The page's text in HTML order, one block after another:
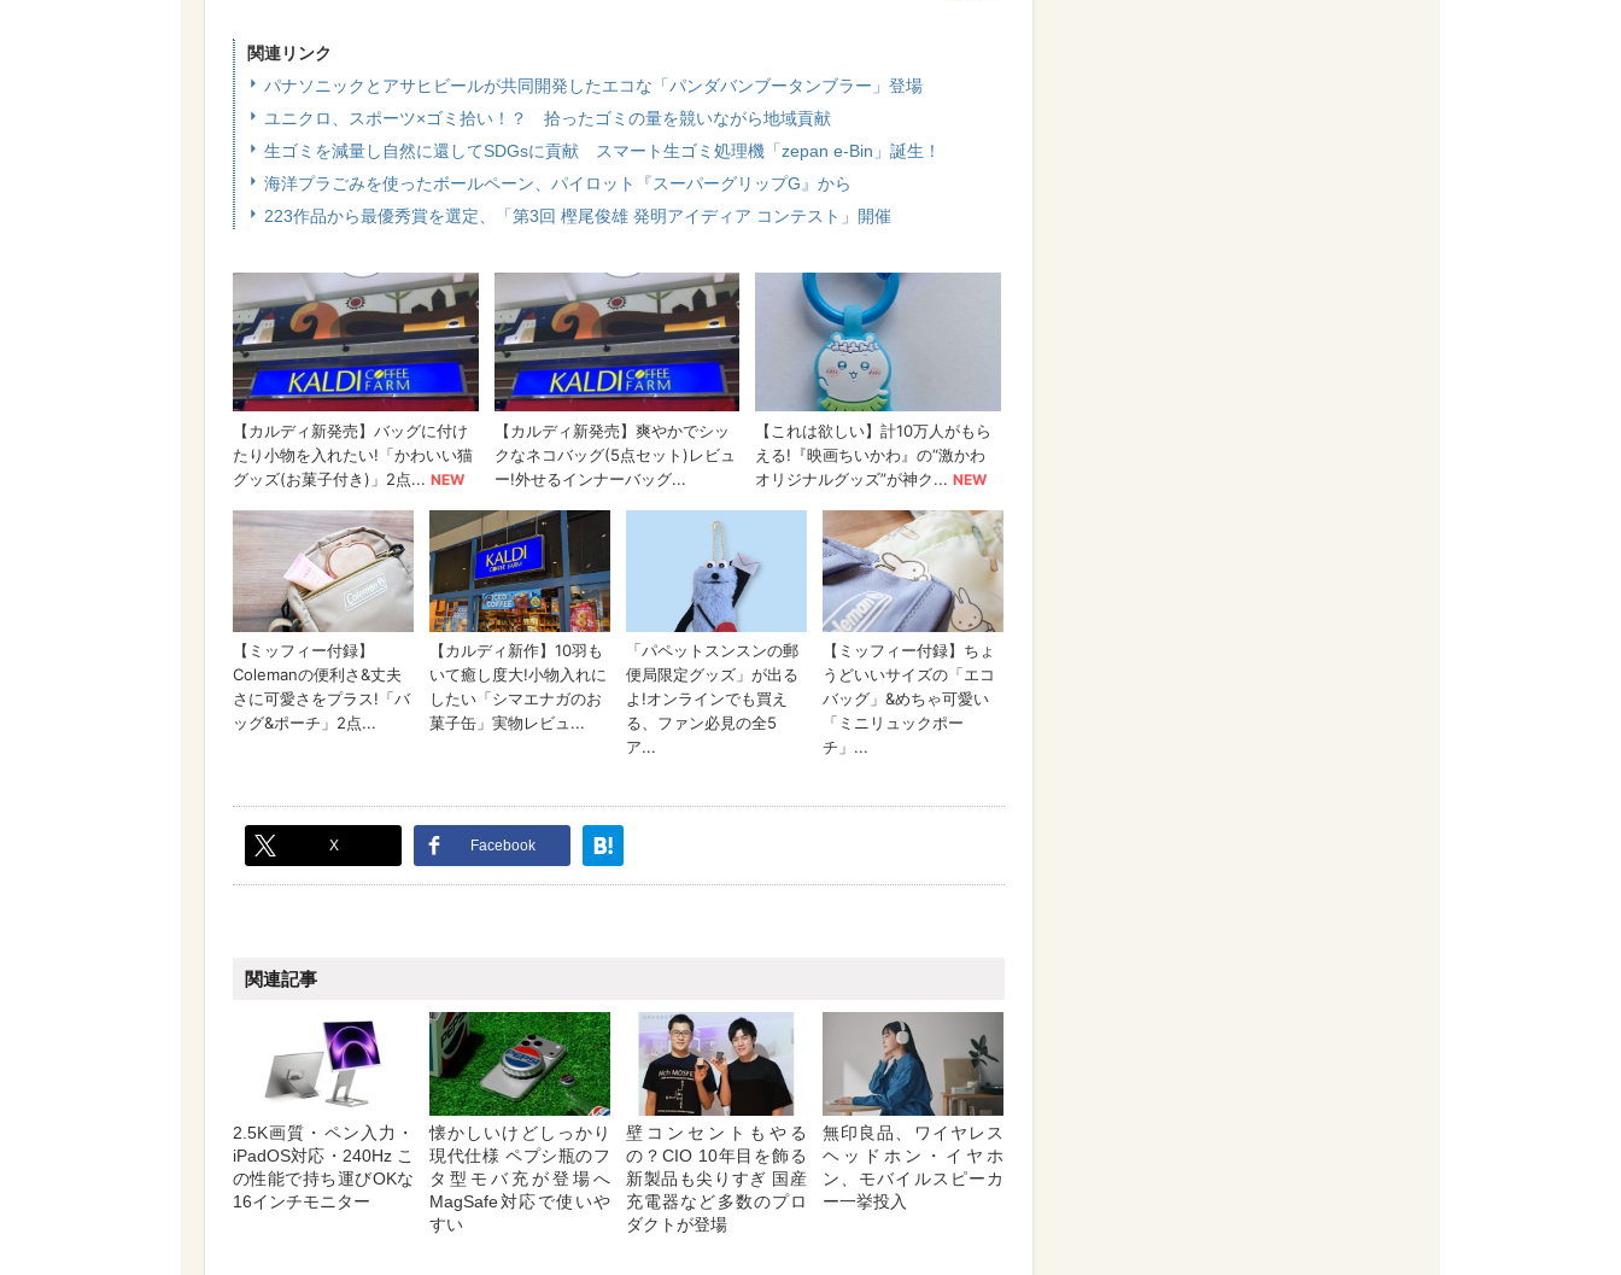
関連リンク
パナソニックとアサヒビールが共同開発したエコな「パンダバンブータンブラー」登場
ユニクロ、スポーツ×ゴミ拾い！？ 拾ったゴミの量を競いながら地域貢献
生ゴミを減量し自然に還してSDGsに貢献 スマート生ゴミ処理機「zepan e-Bin」誕生！
海洋プラごみを使ったボールペーン、パイロット『スーパーグリップG』から
223作品から最優秀賞を選定、「第3回 樫尾俊雄 発明アイディア コンテスト」開催
X Facebook
関連記事
2.5K画質・ペン入力・
iPadOS対応・240Hz こ
の性能で持ち運びOKな
16インチモニター
懐かしいけどしっかり
現代仕様 ペプシ瓶のフ
タ型モバ充が登場へ
MagSafe対応で使いや
すい
壁コンセントもやる
の？CIO 10年目を飾る
新製品も尖りすぎ 国産
充電器など多数のプロ
ダクトが登場
無印良品、ワイヤレス
ヘッドホン・イヤホ
ン、モバイルスピーカ
ー一挙投入